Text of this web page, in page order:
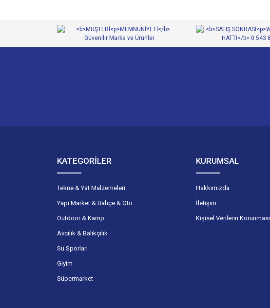
Ürün fiyatı diğer sitelerden daha pahalı.
Bu ürüne benzer farklı alternatifler olmalı.
KATEGORİLER
Tekne & Yat Malzemeleri
Yapı Market & Bahçe & Oto
Outdoor & Kamp
Avcılık & Balıkçılık
Su Sporları
Giyim
Süpermarket
KURUMSAL
Hakkımızda
İletişim
Kişisel Verilerin Korunması